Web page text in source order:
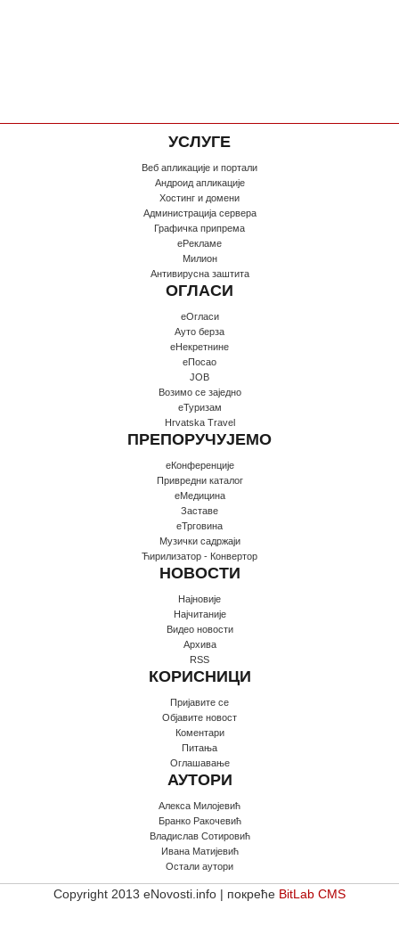
УСЛУГЕ
Веб апликације и портали
Андроид апликације
Хостинг и домени
Администрација сервера
Графичка припрема
еРекламе
Милион
Антивирусна заштита
ОГЛАСИ
еОгласи
Ауто берза
еНекретнине
еПосао
JOB
Возимо се заједно
еТуризам
Hrvatska Travel
ПРЕПОРУЧУЈЕМО
еКонференције
Привредни каталог
еМедицина
Заставе
еТрговина
Музички садржаји
Ћирилизатор - Конвертор
НОВОСТИ
Најновије
Најчитаније
Видео новости
Архива
RSS
КОРИСНИЦИ
Пријавите се
Oбјавите новост
Коментари
Питања
Оглашавање
АУТОРИ
Алекса Милојевић
Бранко Ракочевић
Владислав Сотировић
Ивана Матијевић
Остали аутори
Copyright 2013 eNovosti.info | покреће BitLab CMS